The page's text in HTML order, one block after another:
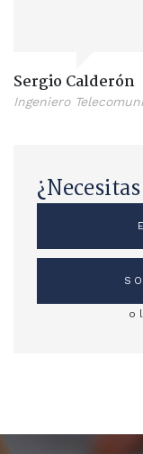
Sergio Calderón
Ingeniero
o